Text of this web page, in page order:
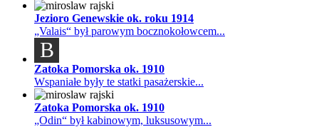
Jezioro Genewskie ok. roku 1914
„Valais“ był parowym bocznokołowcem...
B
Zatoka Pomorska ok. 1910
Wspaniałe były te statki pasażerskie...
Zatoka Pomorska ok. 1910
„Odin“ był kabinowym, luksusowym...